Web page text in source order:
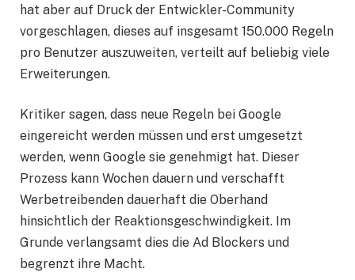
hat aber auf Druck der Entwickler-Community
vorgeschlagen, dieses auf insgesamt 150.000 Regeln
pro Benutzer auszuweiten, verteilt auf beliebig viele
Erweiterungen.
Kritiker sagen, dass neue Regeln bei Google
eingereicht werden müssen und erst umgesetzt
werden, wenn Google sie genehmigt hat. Dieser
Prozess kann Wochen dauern und verschafft
Werbetreibenden dauerhaft die Oberhand
hinsichtlich der Reaktionsgeschwindigkeit. Im
Grunde verlangsamt dies die Ad Blockers und
begrenzt ihre Macht.